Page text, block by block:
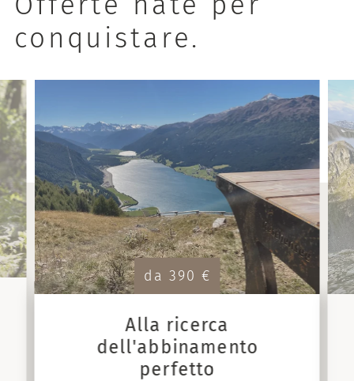
conquistare.
Alla ricerca
dell'abbinamento
perfetto
da 390 €